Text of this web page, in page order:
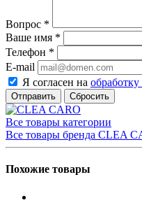
Вопрос *
Ваше имя *
Телефон *
E-mail
Я согласен на
Сбросить
Все товары категории
Все товары бренда CLEA
Похожие товары